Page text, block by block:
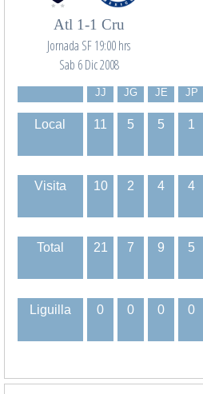
Atl 1-1 Cru
Jornada SF 19:00 hrs
Sab 6 Dic 2008
JJ JG JE JP
Local 11 5 5 1
Visita 10 2 4 4
Total 21 7 9 5
Liguilla 0 0 0 0